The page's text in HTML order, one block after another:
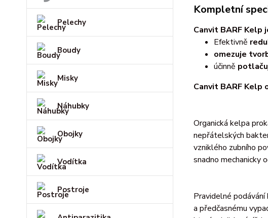
Pelechy
Boudy
Misky
Náhubky
Obojky
Vodítka
Postroje
Kompletní
Canvit BARF Kelp
Efektivně
omezuje
účinně
Canvit BARF Kelp
Organická kelpa
nepřátelských
vzniklého zubního
snadno mechanicky
Pravidelné
a předčasnému